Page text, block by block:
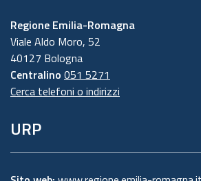
Regione Emilia-Romagna
Viale Aldo Moro, 52
40127 Bologna
Centralino 051 5271
Cerca telefoni o indirizzi
URP